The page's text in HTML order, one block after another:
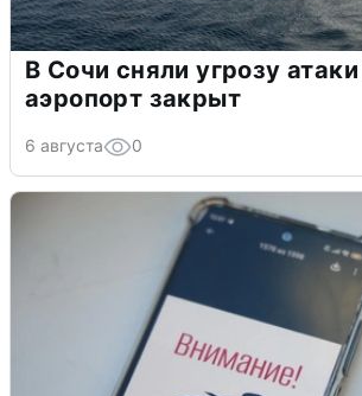
В Сочи сняли угрозу
аэропорт закрыт
6 августа 0